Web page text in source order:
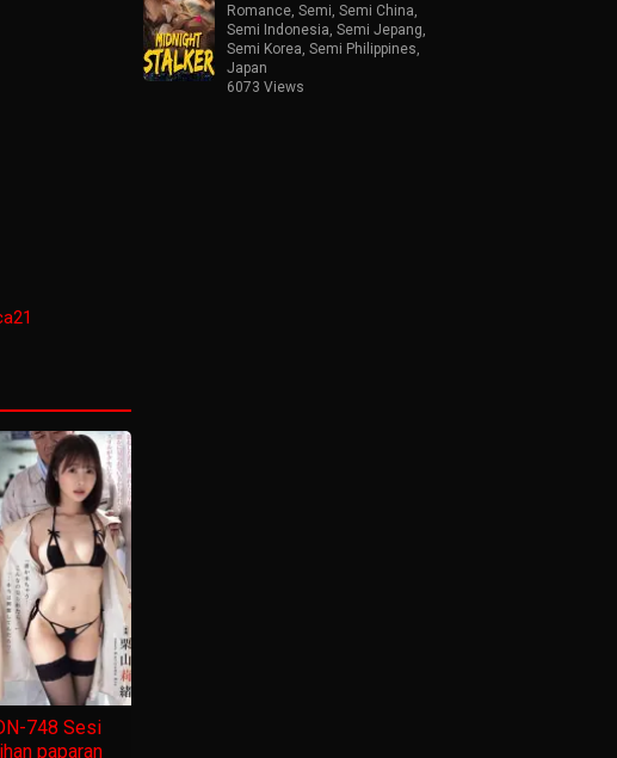
748 Sesi
paparan
Romance Semi Semi China
Semi Indonesia Semi Jepang
Semi Korea Semi Philippines
Japan
6073 Views